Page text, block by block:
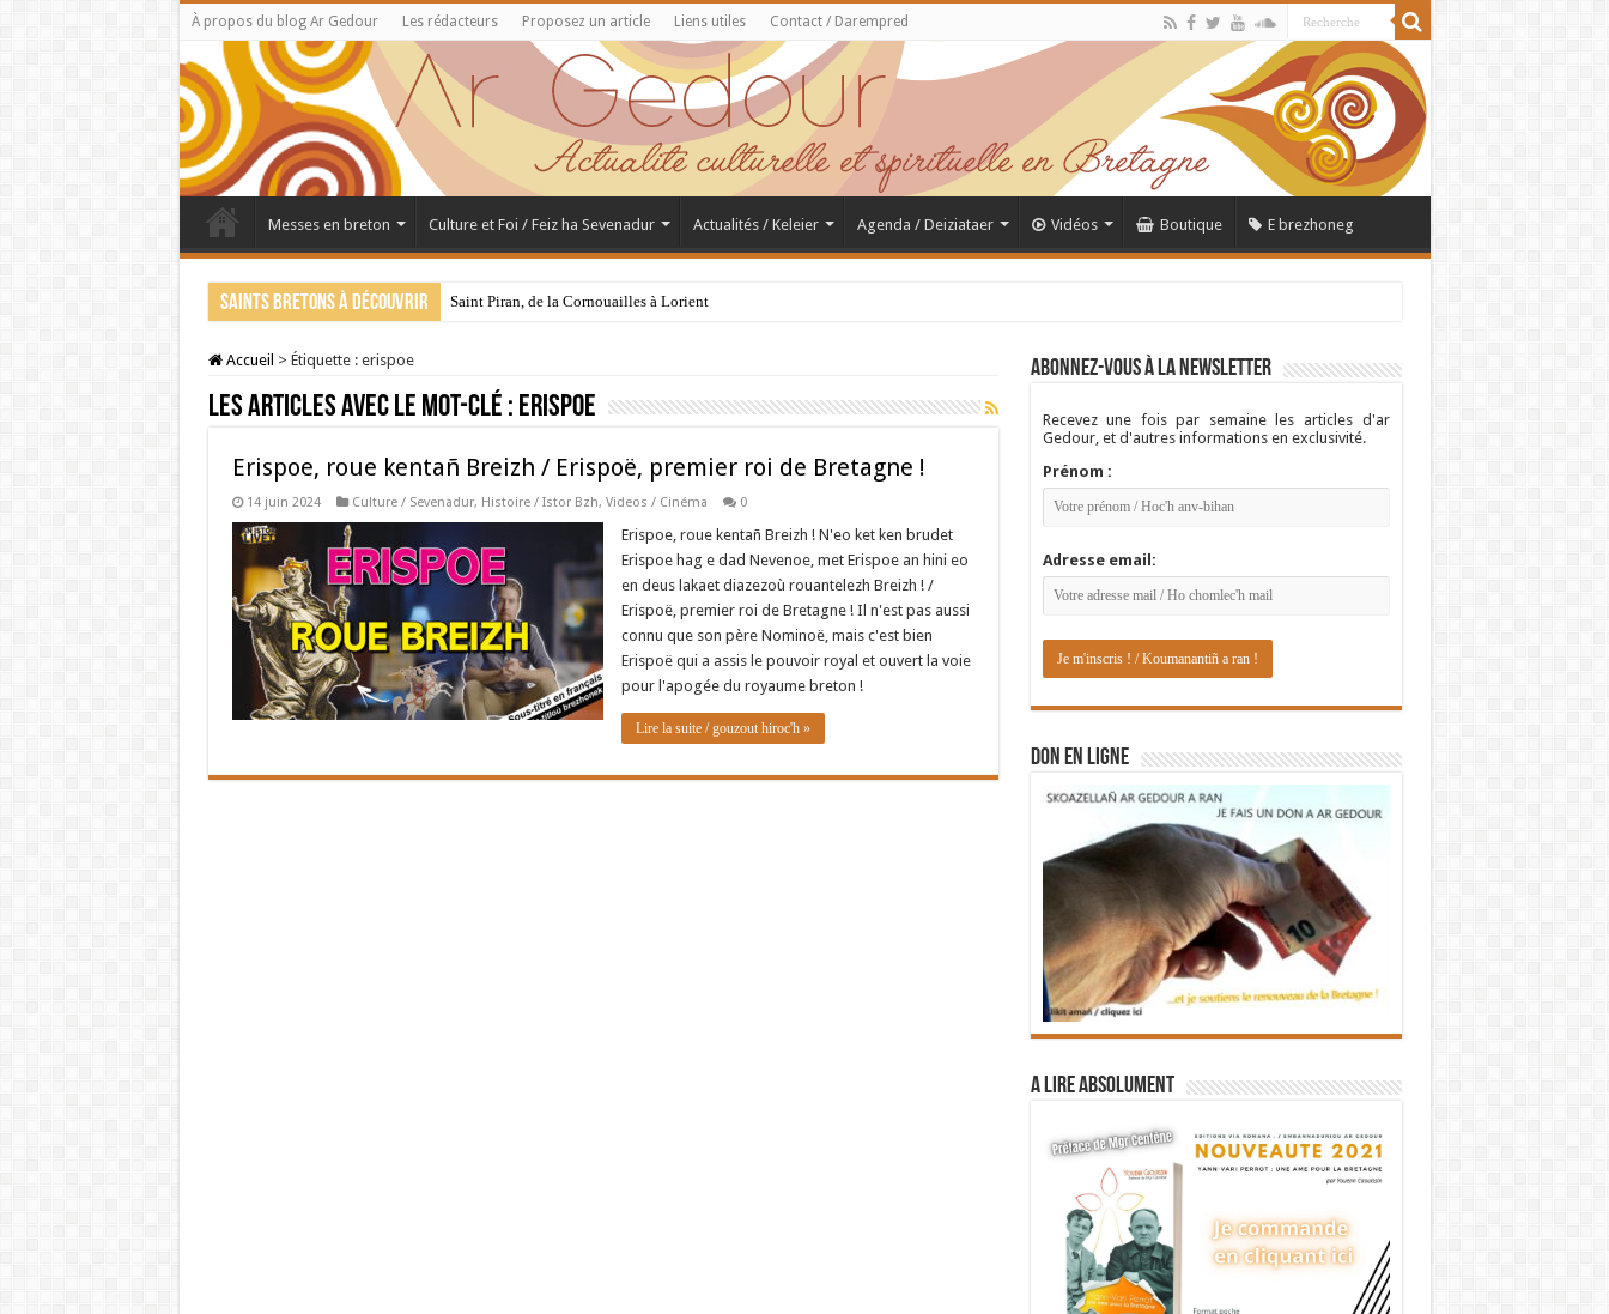
À propos du blog Ar Gedour Les rédacteurs Proposez un article Liens utiles Contact / Darempred
Messes en breton Culture et Foi / Feiz ha Sevenadur Actualités / Keleier Agenda / Deiziataer Vidéos Boutique E brezhoneg
Saints bretons à découvrir Saint Piran, de la Cornouailles à Lorient
Accueil > Étiquette : erispoe
Les articles avec le mot-clé : erispoe
Erispoe, roue kentañ Breizh / Erispoë, premier roi de Bretagne !
14 juin 2024 Culture / Sevenadur, Histoire / Istor Bzh, Videos / Cinéma 0
Erispoe, roue kentañ Breizh ! N'eo ket ken brudet
Erispoe hag e dad Nevenoe, met Erispoe an hini eo
en deus lakaet diazezoù rouantelezh Breizh ! /
Erispoë, premier roi de Bretagne ! Il n'est pas aussi
connu que son père Nominoë, mais c'est bien
Erispoë qui a assis le pouvoir royal et ouvert la voie
pour l'apogée du royaume breton !
Lire la suite / gouzout hiroc'h »
Abonnez-vous à la newsletter
Recevez une fois par semaine les articles d'ar
Gedour, et d'autres informations en exclusivité.
Prénom :
Adresse email:
DON EN LIGNE
A lire absolument